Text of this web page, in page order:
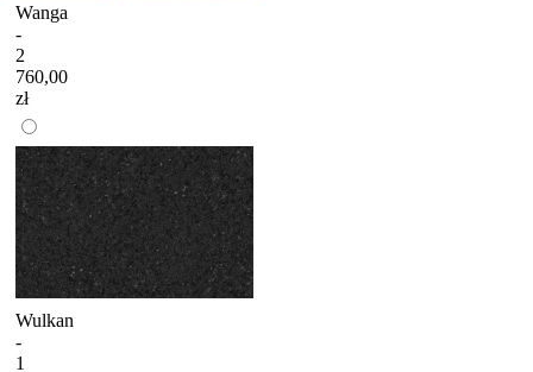
Wanga
-
2
760,00
zł
Wulkan
-
1